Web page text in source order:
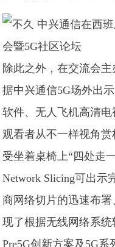
除此之外，在交流会
据中兴通信5G场外出
软件、无人飞机高清
观看者从不一样视角
受坐着桌椅上“四处走
Network Slicing可出示
商网络切片的迅速布
现了根据无线网络系统
Pre5G创新方案及5G系